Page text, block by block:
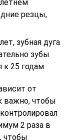
резцы,
зубная дуга
зубы
к 25 годам.
от
важно, чтобы
2 раза в
чтобы